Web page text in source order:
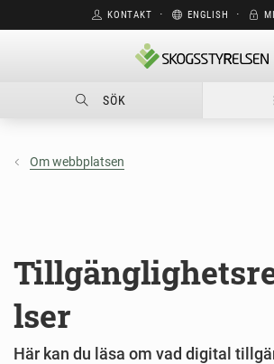
KONTAKT ⋅ ENGLISH ⋅
SÖK
Om webbplatsen
lser
Här kan du läsa om vad digital